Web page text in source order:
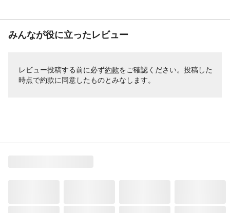
みんなが役に立ったレビュー
レビュー投稿する前に必ず約款をご確認ください。投稿した
時点で約款に同意したものとみなします。